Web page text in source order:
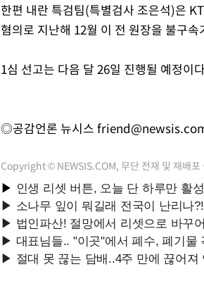
한편 내란 특검팀(특별검사 조은석)은
혐의로 지난해 12월 이 전 원장을 불구
1심 선고는 다음 달 26일 진행될 예정이
◎공감언론 뉴시스
Copyright © NEWSIS.COM, 무단 전재 및 재배포